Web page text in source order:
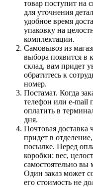
товар поступит на
для уточнения
удобное время
упаковку на
комплектации.
Самовывоз из
выбора появится в
склад, вам придет
обратитесь к
номер.
Постамат. Когда
телефон или e-mail
оплатить в
дня.
Почтовая доставка
придет в
посылке. Перед
коробки: вес,
самостоятельно вы
Один заказ может
его стоимость не